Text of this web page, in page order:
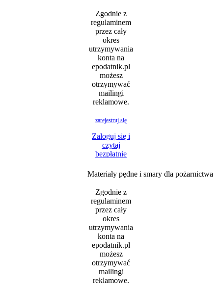
Zgodnie z
regulaminem
przez cały
okres
utrzymywania
konta na
epodatnik.pl
możesz
otrzymywać
mailingi
reklamowe.
zarejestruj się
Zaloguj się i
czytaj
bezpłatnie
Materiały pędne i smary dla pożarnictwa
Zgodnie z
regulaminem
przez cały
okres
utrzymywania
konta na
epodatnik.pl
możesz
otrzymywać
mailingi
reklamowe.